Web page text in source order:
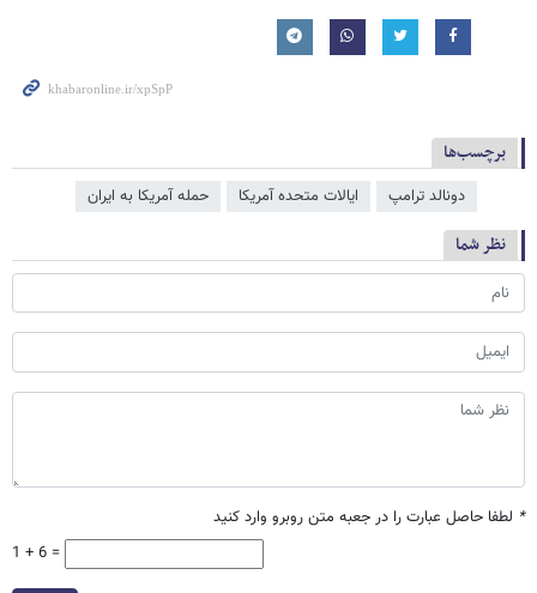
برچسب‌ها
دونالد ترامپ ایالات متحده آمریکا حمله آمریکا به ایران
نظر شما
* لطفا حاصل عبارت را در جعبه متن روبرو وارد کنید
1 + 6 =